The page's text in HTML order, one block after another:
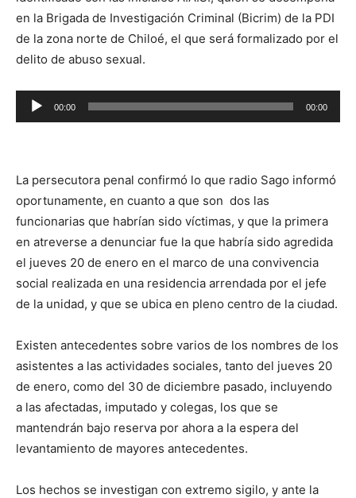
en la Brigada de Investigación Criminal (Bicrim) de la PDI
de la zona norte de Chiloé, el que será formalizado por el
delito de abuso sexual.
Reproductor
de
00:00 00:00
La persecutora penal confirmó lo que radio Sago informó
oportunamente, en cuanto a que son dos las
funcionarias que habrían sido víctimas, y que la primera
en atreverse a denunciar fue la que habría sido agredida
el jueves 20 de enero en el marco de una convivencia
social realizada en una residencia arrendada por el jefe
de la unidad, y que se ubica en pleno centro de la ciudad.
Existen antecedentes sobre varios de los nombres de los
asistentes a las actividades sociales, tanto del jueves 20
de enero, como del 30 de diciembre pasado, incluyendo
a las afectadas, imputado y colegas, los que se
mantendrán bajo reserva por ahora a la espera del
levantamiento de mayores antecedentes.
Los hechos se investigan con extremo sigilo, y ante la